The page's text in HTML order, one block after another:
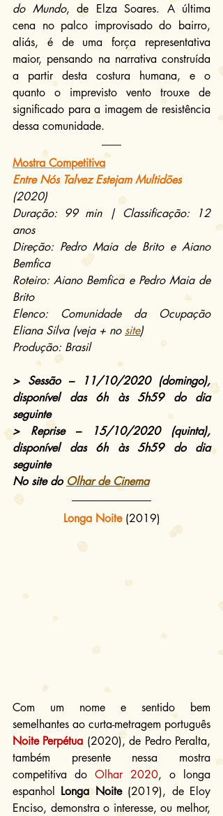
do Mundo, de Elza Soares. A última
cena no palco improvisado do bairro,
aliás, é de uma força representativa
maior, pensando na narrativa construída
a partir desta costura humana, e o
quanto o imprevisto vento trouxe de
significado para a imagem de resistência
dessa comunidade.
Mostra Competitiva
Entre Nós Talvez Estejam Multidões
(2020)
Duração: 99 min | Classificação: 12
anos
Direção: Pedro Maia de Brito e Aiano
Bemfica
Roteiro: Aiano Bemfica e Pedro Maia de
Brito
Elenco: Comunidade da Ocupação
Eliana Silva (veja + no site)
Produção: Brasil
> Sessão – 11/10/2020 (domingo),
disponível das 6h às 5h59 do dia
seguinte
> Reprise – 15/10/2020 (quinta),
disponível das 6h às 5h59 do dia
seguinte
No site do Olhar de Cinema
Longa Noite (2019)
Com um nome e sentido bem
Noite Perpétua (2020), de Pedro Peralta,
também presente nessa mostra
competitiva do Olhar 2020, o longa
espanhol Longa Noite (2019), de Eloy
Enciso, demonstra o interesse, ou melhor,